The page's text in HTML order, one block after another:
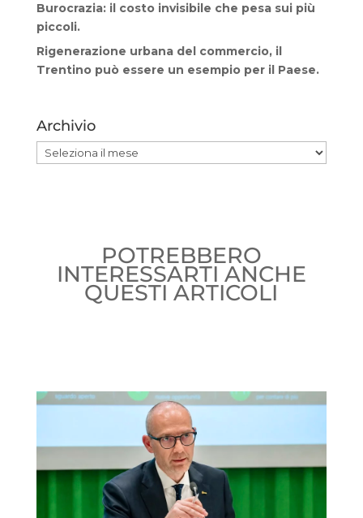
Burocrazia: il costo invisibile che pesa sui più
piccoli.
Rigenerazione urbana del commercio, il
Trentino può essere un esempio per il Paese.
Archivio
Archivio
POTREBBERO
INTERESSARTI ANCHE
QUESTI ARTICOLI